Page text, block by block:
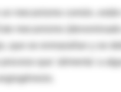
mecanismo común,
mecanismo
que se enmarañan y se
que 'alimenta' a